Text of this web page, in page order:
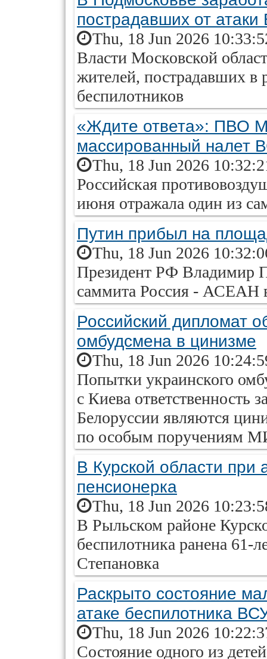
пострадавших от
Thu, 18 Jun 2026
Власти Московской
жителей, пострадавших в
беспилотников
«Ждите ответа»: ПВО
массированный налет
Thu, 18 Jun 2026
Российская
июня отражала один из
Путин прибыл на
Thu, 18 Jun 2026
Президент РФ Владимир
саммита Россия -
Российский дипломат
омбудсмена в цинизме
Thu, 18 Jun 2026
Попытки украинского
с Киева ответственность
Белоруссии являются
по особым поручениям
В Курской области при
пенсионерка
Thu, 18 Jun 2026
В Рыльском районе
беспилотника ранена 61-
Степановка
Раскрыто состояние
атаке беспилотника
Thu, 18 Jun 2026
Состояние одного из